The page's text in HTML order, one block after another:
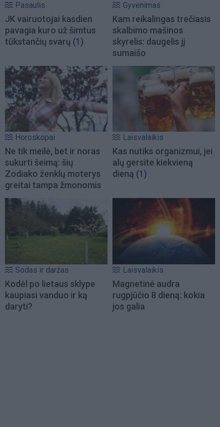
Pasaulis
JK vairuotojai kasdien
pavagia kuro už šimtus
tūkstančių svarų (1)
Gyvenimas
Kam reikalingas trečiasis
skalbimo mašinos
skyrelis: daugelis jį
sumaišo
Horoskopai
Ne tik meilė, bet ir noras
sukurti šeimą: šių
Zodiako ženklų moterys
greitai tampa žmonomis
Laisvalaikis
Kas nutiks organizmui, jei
alų gersite kiekvieną
dieną (1)
Sodas ir daržas
Kodėl po lietaus sklype
kaupiasi vanduo ir ką
daryti?
Laisvalaikis
Magnetinė audra
rugpjūčio 8 dieną: kokia
jos galia